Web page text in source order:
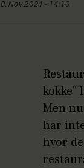
28. Nov 2024 - 14:10
Men
har
hvor